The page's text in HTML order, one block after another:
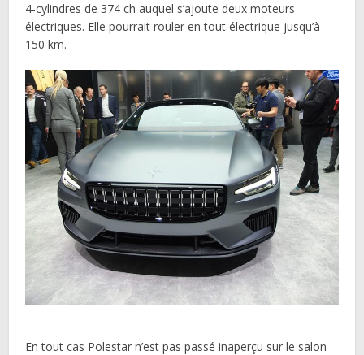
4-cylindres de 374 ch auquel s’ajoute deux moteurs
électriques. Elle pourrait rouler en tout électrique jusqu’à
150 km.
En tout cas Polestar n’est pas passé inaperçu sur le salon